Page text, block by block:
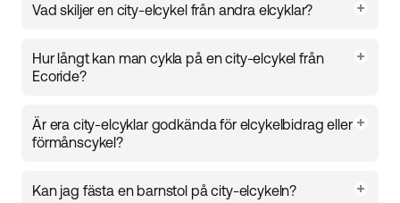
Vad skiljer en city-elcykel från andra elcyklar?
körställning, bekväm sadel och enkel på- och
avstigning. De är optimerade för asfalterade vägar
Hur långt kan man cykla på en city-elcykel från
Ecoride?
city-elcyklar har en räckvidd på upp till120 km.
Är era city-elcyklar godkända för elcykelbidrag eller
förmånscykel?
elcykelbidrag (när tillämpligt) och kan erbjudas som
Kan jag fästa en barnstol på city-elcykeln?